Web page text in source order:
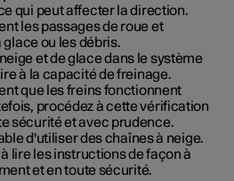
qui peut affecter la direction.
les passages de roue et
ou les débris.
et de glace dans le système
à la capacité de freinage.
que les freins fonctionnent
procédez à cette vérification
sécurité et avec prudence.
d'utiliser des chaînes à neige.
lire les instructions de façon à
et en toute sécurité.